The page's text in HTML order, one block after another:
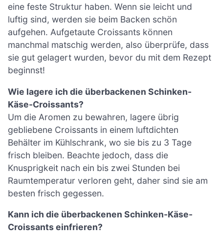
eine feste Struktur haben. Wenn sie leicht und
luftig sind, werden sie beim Backen schön
aufgehen. Aufgetaute Croissants können
manchmal matschig werden, also überprüfe, dass
sie gut gelagert wurden, bevor du mit dem Rezept
beginnst!
Wie lagere ich die überbackenen Schinken-
Käse-Croissants?
Um die Aromen zu bewahren, lagere übrig
gebliebene Croissants in einem luftdichten
Behälter im Kühlschrank, wo sie bis zu 3 Tage
frisch bleiben. Beachte jedoch, dass die
Knusprigkeit nach ein bis zwei Stunden bei
Raumtemperatur verloren geht, daher sind sie am
besten frisch gegessen.
Kann ich die überbackenen Schinken-Käse-
Croissants einfrieren?